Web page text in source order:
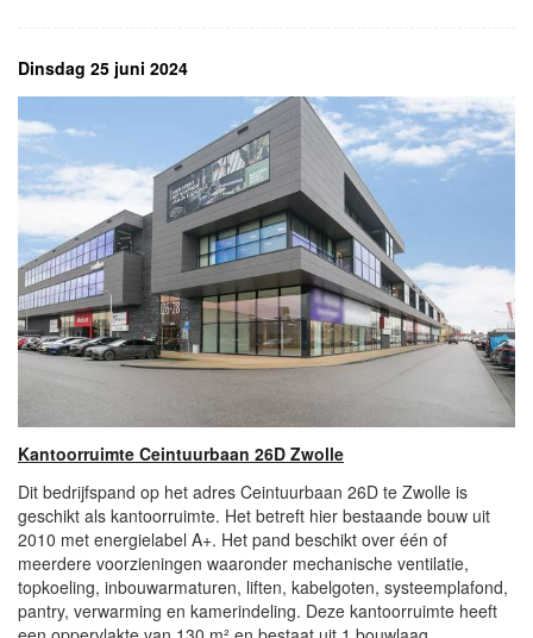
Dinsdag 25 juni 2024
Kantoorruimte Ceintuurbaan 26D Zwolle
Dit bedrijfspand op het adres Ceintuurbaan 26D te Zwolle is
geschikt als kantoorruimte. Het betreft hier bestaande bouw uit
2010 met energielabel A+. Het pand beschikt over één of
meerdere voorzieningen waaronder mechanische ventilatie,
topkoeling, inbouwarmaturen, liften, kabelgoten, systeemplafond,
pantry, verwarming en kamerindeling. Deze kantoorruimte heeft